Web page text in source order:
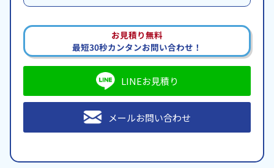
お見積り無料
最短30秒カンタンお問い合わせ！
LINEお見積り
メールお問い合わせ